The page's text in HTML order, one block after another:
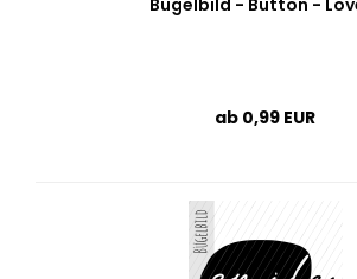
Bügelbild - Button -
ab 0,99 EUR